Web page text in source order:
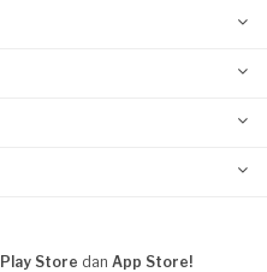
Play Store dan App Store!